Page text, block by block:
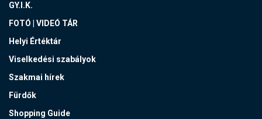
GY.I.K.
FOTÓ | VIDEÓ TÁR
Helyi Értéktár
Viselkedési szabályok
Szakmai hírek
Fürdők
Shopping Guide